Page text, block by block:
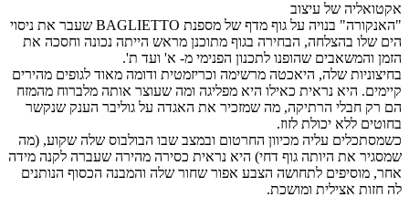
אקטואליה של עיצוב
"האנקורה" בנויה על גוף מדף של מספנת BAGLIETTO שעבר את ניסוי
הים שלו בהצלחה, הבחירה בגוף מתוכנן מראש הייתה נכונה וחסכה את
הזמן והמשאבים שהופנו לתכנון הפנימי מ- א' ועד ת'.
בחיצוניות שלה, היאכטה מרשימה וכריזמטית ודומה מאוד לגופים מהירים
קיימים. היא נראית כאילו היא מפליגה ומה שעוצר אותה מלברוח מהמזח
הם רק חבלי הרתיקה, מה שמזכיר את האגדה על גוליבר הענק שנקשר
בחוטים ללא יכולת לזוז.
כשמסתכלים עליה מכיוון החרטום ובמצב שבו הבולבוס שלה שקוע, (מה
שמסגיר את היותה גוף דחי) היא נראית כסירה מהירה שעברה לקנה מידה
אחר, מוסיפים לתחושה הצבע אפור שחור שלה והמבנה הכסוף הנותנים
לה חזות אצילית ומושכת.